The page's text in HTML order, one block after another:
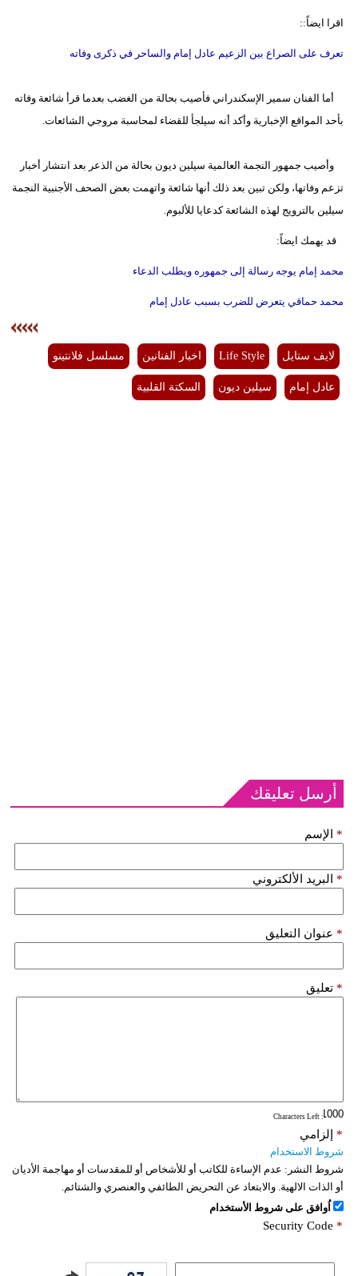
اقرا ايضاً::
تعرف على الصراع بين الزعيم عادل إمام والساحر في ذكرى وفاته
أما الفنان سمير الإسكندراني فأصيب بحالة من الغضب بعدما قرأ شائعة وفاته
بأحد المواقع الإخبارية وأكد أنه سيلجأ للقضاء لمحاسبة مروجي الشائعات.
وأصيب جمهور النجمة العالمية سيلين ديون بحالة من الذعر بعد انتشار أخبار
تزعم وفاتها، ولكن تبين بعد ذلك أنها شائعة واتهمت بعض الصحف الأجنبية النجمة
سيلين بالترويج لهذه الشائعة كدعايا للألبوم.
قد يهمك ايضاً:
محمد إمام يوجه رسالة إلى جمهوره ويطلب الدعاء
محمد حماقي يتعرض للضرب بسبب عادل إمام
لايف ستايل Life Style اخبار الفنانين مسلسل فلانتينو
عادل إمام سيلين ديون السكتة القلبية
أرسل تعليقك
الإسم *
البريد الألكتروني *
عنوان التعليق *
تعليق *
: Characters Left
إلزامي *
شروط الاستخدام
شروط النشر: عدم الإساءة للكاتب أو للأشخاص أو للمقدسات أو مهاجمة الأديان
أو الذات الالهية. والابتعاد عن التحريض الطائفي والعنصري والشتائم.
اُوافق على شروط الأستخدام
Security Code *